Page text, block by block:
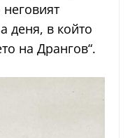
деня, в който
на Дрангов“.